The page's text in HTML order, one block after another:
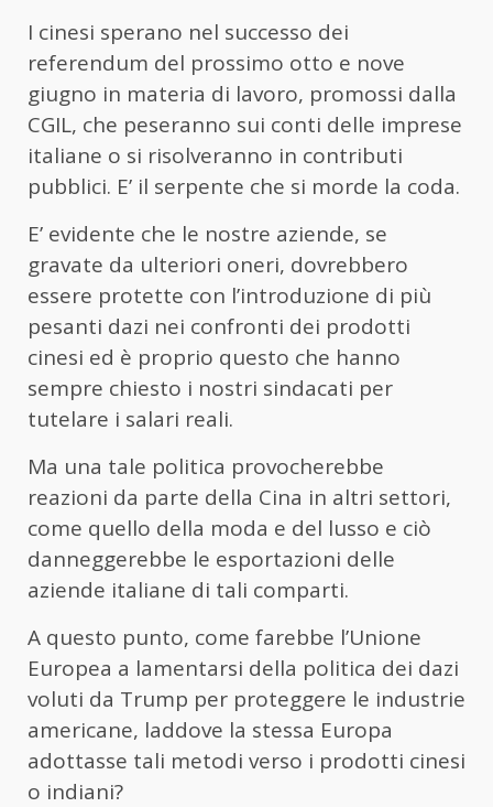
I cinesi sperano nel successo dei
referendum del prossimo otto e nove
giugno in materia di lavoro, promossi dalla
CGIL, che peseranno sui conti delle imprese
italiane o si risolveranno in contributi
pubblici. E’ il serpente che si morde la coda.
E’ evidente che le nostre aziende, se
gravate da ulteriori oneri, dovrebbero
essere protette con l’introduzione di più
pesanti dazi nei confronti dei prodotti
cinesi ed è proprio questo che hanno
sempre chiesto i nostri sindacati per
tutelare i salari reali.
Ma una tale politica provocherebbe
reazioni da parte della Cina in altri settori,
come quello della moda e del lusso e ciò
danneggerebbe le esportazioni delle
aziende italiane di tali comparti.
A questo punto, come farebbe l’Unione
Europea a lamentarsi della politica dei dazi
voluti da Trump per proteggere le industrie
americane, laddove la stessa Europa
adottasse tali metodi verso i prodotti cinesi
o indiani?